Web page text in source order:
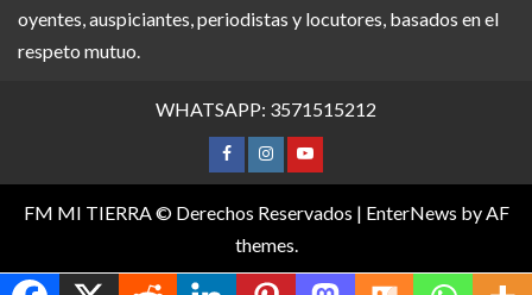
oyentes, auspiciantes, periodistas y locutores, basados en el
respeto mutuo.
WHATSAPP: 3571515212
FM MI TIERRA © Derechos Reservados | EnterNews by AF
themes.